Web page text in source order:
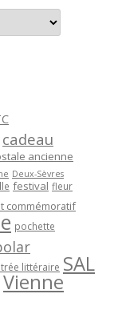
cadeau
ancienne
Deux-Sèvres
festival fleur
commémoratif
pochette
littéraire SAL
Vienne